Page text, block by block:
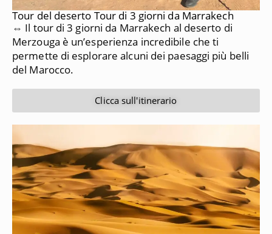
Tour del deserto Tour di 3 giorni da Marrakech
⇔ Il tour di 3 giorni da Marrakech al deserto di
Merzouga è un’esperienza incredibile che ti
permette di esplorare alcuni dei paesaggi più belli
del Marocco.
Clicca sull'itinerario